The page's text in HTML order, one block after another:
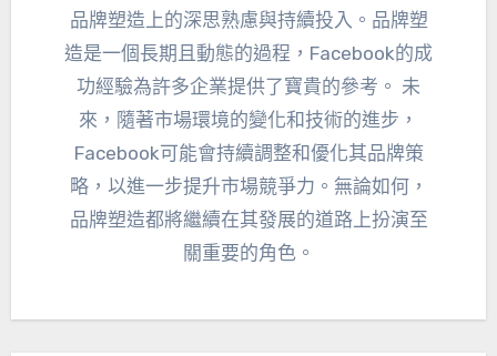
品牌塑造上的深思熟慮與持續投入。品牌塑
造是一個長期且動態的過程，Facebook的成
功經驗為許多企業提供了寶貴的參考。 未
來，隨著市場環境的變化和技術的進步，
Facebook可能會持續調整和優化其品牌策
略，以進一步提升市場競爭力。無論如何，
品牌塑造都將繼續在其發展的道路上扮演至
關重要的角色。